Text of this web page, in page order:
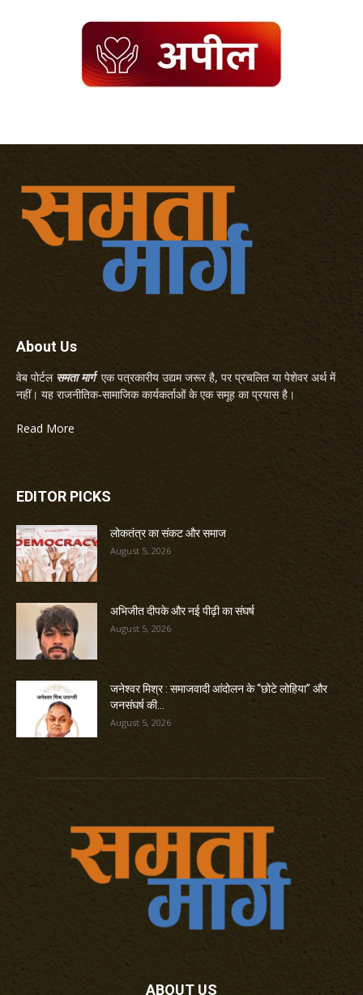
About Us
वेब पोर्टल समता मार्गएक पत्रकारीय उद्यम जरूर है, पर प्रचलित या पेशेवर अर्थ में
नहीं। यह राजनीतिक-सामाजिक कार्यकर्ताओं के एक समूह का प्रयास है।
Read More
EDITOR PICKS
लोकतंत्र का संकट और समाज
August 5, 2026
अभिजीत दीपके और नई पीढ़ी का संघर्ष
August 5, 2026
जनेश्वर मिश्र : समाजवादी आंदोलन के “छोटे लोहिया” और
जनसंघर्ष की...
August 5, 2026
ABOUT US